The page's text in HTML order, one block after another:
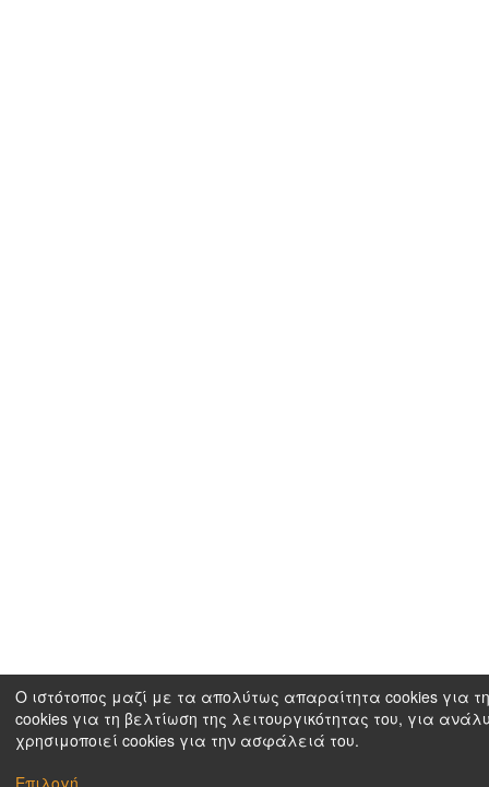
Ο ιστότοπος μαζί με τα απολύτως απαραίτητα cookies για
cookies για τη βελτίωση της λειτουργικότητας του, για
χρησιμοποιεί cookies για την ασφάλειά του.